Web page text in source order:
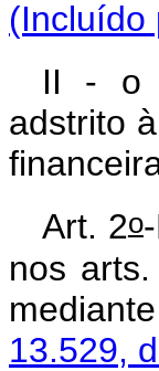
(Incluído
II - o
adstrito
Art. 2o
nos
13.529,